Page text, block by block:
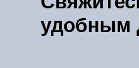
удобным